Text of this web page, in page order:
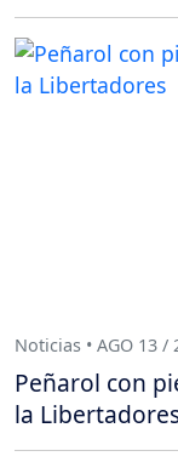
Noticias • AGO 13 /
Peñarol con
la